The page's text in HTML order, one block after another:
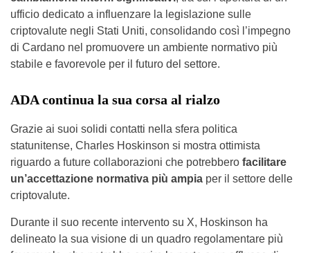
ufficio dedicato a influenzare la legislazione sulle
criptovalute negli Stati Uniti, consolidando così l’impegno
di Cardano nel promuovere un ambiente normativo più
stabile e favorevole per il futuro del settore.
ADA continua la sua corsa al rialzo
Grazie ai suoi solidi contatti nella sfera politica
statunitense, Charles Hoskinson si mostra ottimista
riguardo a future collaborazioni che potrebbero facilitare
un’accettazione normativa più ampia per il settore delle
criptovalute.
Durante il suo recente intervento su X, Hoskinson ha
delineato la sua visione di un quadro regolamentare più